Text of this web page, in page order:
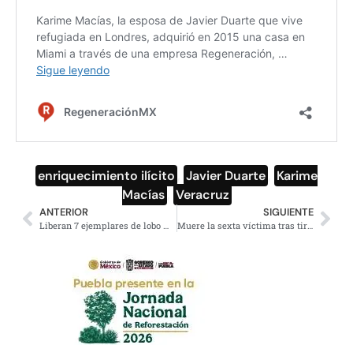
enriquecimiento ilícito Javier Duarte
Karime
Macías
Veracruz
ANTERIOR
Liberan 7 ejemplares de lobo mexicano, extinto en vida silvestre
SIGUIENTE
Muere la sexta víctima tras tiroteo en Garibaldi